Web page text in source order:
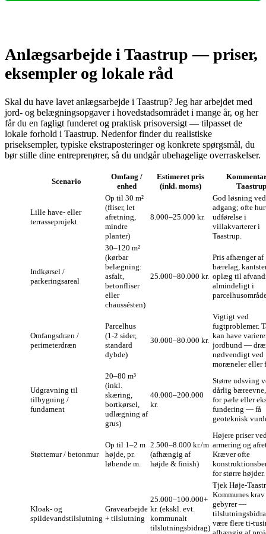
Anlægsarbejde i Taastrup — priser,
eksempler og lokale råd
Skal du have lavet anlægsarbejde i Taastrup? Jeg har arbejdet med
jord- og belægningsopgaver i hovedstadsområdet i mange år, og her
får du en fagligt funderet og praktisk prisoversigt — tilpasset de
lokale forhold i Taastrup. Nedenfor finder du realistiske
priseksempler, typiske ekstra­posteringer og konkrete spørgsmål, du
bør stille dine entreprenører, så du undgår ubehagelige overraskelser.
Scenario
Omfang /
enhed
Estimeret pris
(inkl. moms)
Taastrup
Lille have- eller
terrasseprojekt
Op til 30 m²
(fliser, let
afretning,
mindre
planter)
8.000–25.000 kr.
God løsning
adgang; ofte
udførelse i
villakvarterer i
Taastrup.
Indkørsel /
parkeringsareal
30–120 m²
(kørbar
belægning:
asfalt,
betonfliser
eller
chaussésten)
25.000–80.000 kr.
Pris afhænger af
bærelag,
oplæg til
almindeligt i
Omfangsdræn /
perimeterdræn
Parcelhus
(1‑2 sider,
standard
dybde)
30.000–80.000 kr.
Vigtigt ved
fugtproblemer.
kan have
jordbund —
nødvendigt ved
moræneler eller
Udgravning til
tilbygning /
fundament
20–80 m³
(inkl.
skæring,
bortkørsel,
udlægning af
grus)
40.000–200.000
kr.
Større udsving
dårlig
for pæle eller
fundering — få
geoteknisk
Støttemur / betonmur
Op til 1–2 m
højde, pr.
løbende m.
2.500–8.000 kr./m
(afhængig af
højde & finish)
Højere priser
armering og
Kræver ofte
for større højder.
Kloak- og
spildevandstilslutning
Gravearbejde
+ tilslutning
25.000–100.000+
kr. (ekskl. evt.
kommunalt
tilslutningsbidrag)
Tjek
Kommunes
gebyrer —
være flere